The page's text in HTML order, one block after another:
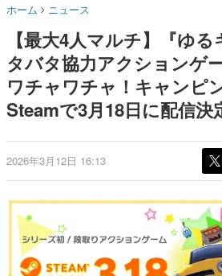
名作ゲームクリエイターの方
きます。
赫本
この物語を解いてはいけない
の形をした短編ホラー小説集
これからのデジタルゲーム市
の姿を追い、彼らのルーツと
ゲームに多大な影響を受けた
日本のコンテンツ産業やカル
日本モバイルゲーム産業
日本のモバイルゲーム史にお
「ラクーンシティ総合病院」へ
行く配達人の姿が披露
前日譚
ホーム ニュース
【最大4人マルチ】『ゆ
タバタ協力アクションゲ
ワチャワチャ！キャンピ
Steamで3月18日に配信決
2026年3月12日 16:13